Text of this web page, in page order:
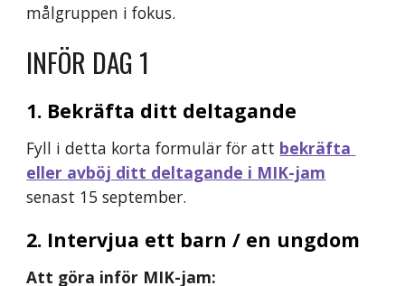
målgruppen i fokus.
INFÖR DAG 1
1. Bekräfta ditt deltagande
Fyll i detta korta formulär för att bekräfta
eller avböj ditt deltagande i MIK-jam
senast 15 september.
2. Intervjua ett barn / en ungdom
Att göra inför MIK-jam: